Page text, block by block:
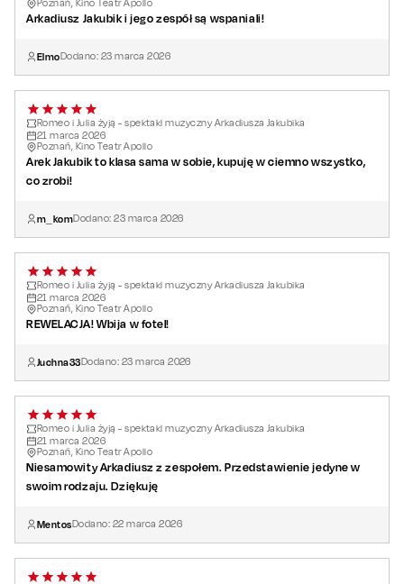
Poznań, Kino Teatr Apollo
Arkadiusz Jakubik i jego zespół są wspaniali!
ElmoDodano: 23 marca 2026
Romeo i Julia żyją - spektakl muzyczny Arkadiusza Jakubika
21 marca 2026
Poznań, Kino Teatr Apollo
Arek Jakubik to klasa sama w sobie, kupuję w ciemno wszystko,
co zrobi!
m_komDodano:23 marca 2026
Romeo i Julia żyją - spektakl muzyczny Arkadiusza Jakubika
21 marca 2026
Poznań, Kino Teatr Apollo
REWELACJA! Wbija w fotel!
Juchna33Dodano: 23 marca 2026
Romeo i Julia żyją - spektakl muzyczny Arkadiusza Jakubika
21 marca 2026
Poznań, Kino Teatr Apollo
Niesamowity Arkadiusz z zespołem. Przedstawienie jedyne w
swoim rodzaju. Dziękuję
MentosDodano: 22 marca 2026